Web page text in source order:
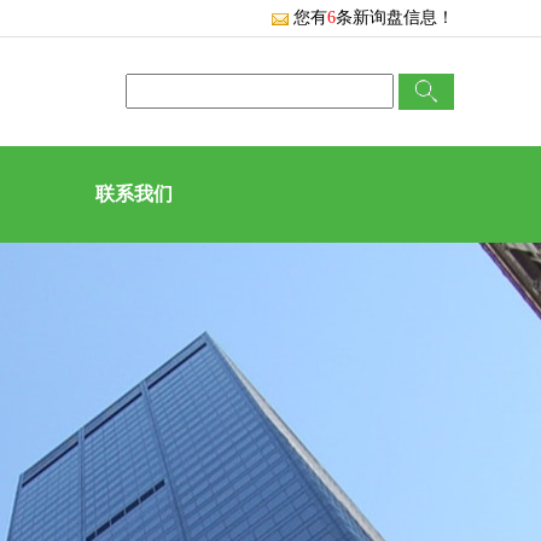
您有6条新询盘信息！
联系我们